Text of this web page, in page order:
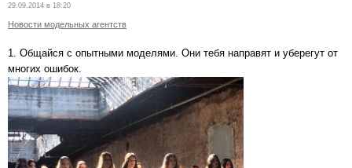
29.09.2014 в 18:20
Новости модельных агентств
1. Общайся с опытными моделями. Они тебя направят и уберегут от
многих ошибок.